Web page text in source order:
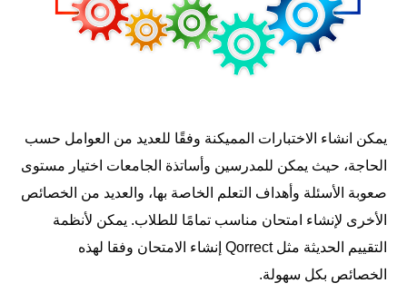
يمكن انشاء الاختبارات المميكنة وفقًا للعديد من العوامل حسب
الحاجة، حيث يمكن للمدرسين وأساتذة الجامعات اختيار مستوى
صعوبة الأسئلة وأهداف التعلم الخاصة بها، والعديد من الخصائص
الأخرى لإنشاء امتحان مناسب تمامًا للطلاب. يمكن لأنظمة
التقييم الحديثة مثل Qorrect إنشاء الامتحان وفقا لهذه
الخصائص بكل سهولة.